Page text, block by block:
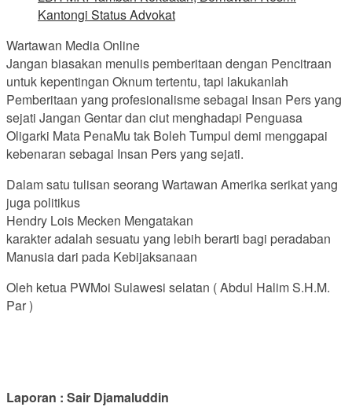
Kantongi Status Advokat
Wartawan Media Online
Jangan biasakan menulis pemberitaan dengan Pencitraan
untuk kepentingan Oknum tertentu, tapi lakukanlah
Pemberitaan yang profesionalisme sebagai Insan Pers yang
sejati Jangan Gentar dan ciut menghadapi Penguasa
Oligarki Mata PenaMu tak Boleh Tumpul demi menggapai
kebenaran sebagai Insan Pers yang sejati.
Dalam satu tulisan seorang Wartawan Amerika serikat yang
juga politikus
Hendry Lois Mecken Mengatakan
karakter adalah sesuatu yang lebih berarti bagi peradaban
Manusia dari pada Kebijaksanaan
Oleh ketua PWMoi Sulawesi selatan ( Abdul Halim S.H.M.
Par )
Laporan : Sair Djamaluddin